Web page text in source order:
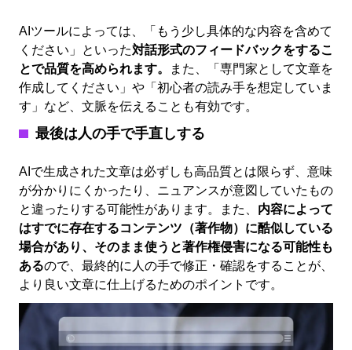
AIツールによっては、「もう少し具体的な内容を含めて
ください」といった対話形式のフィードバックをするこ
とで品質を高められます。
また、「専門家として文章を
作成してください」や「初心者の読み手を想定していま
す」など、文脈を伝えることも有効です。
最後は人の手で手直しする
AIで生成された文章は必ずしも高品質とは限らず、意味
が分かりにくかったり、ニュアンスが意図していたもの
と違ったりする可能性があります。また、 内容によって
はすでに存在するコンテンツ（著作物）に酷似している
場合があり、そのまま使うと著作権侵害になる可能性も
あるので、最終的に人の手で修正・確認をすることが、
より良い文章に仕上げるためのポイントです。